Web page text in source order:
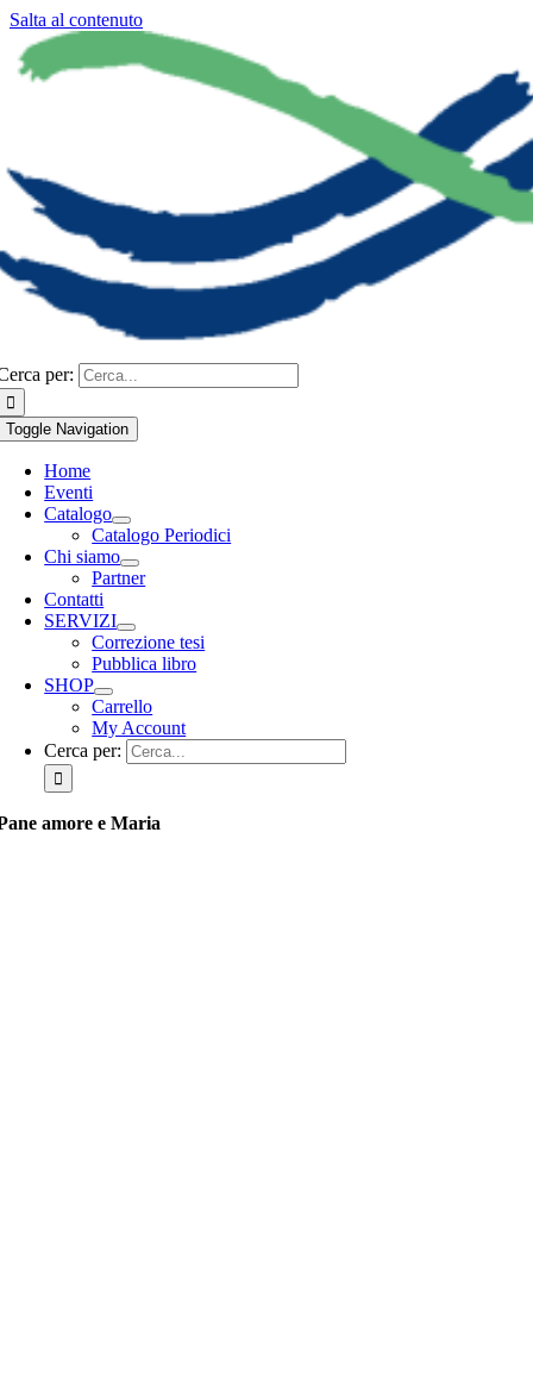
Salta al contenuto
per:
Toggle Navigation
Home
Eventi
Catalogo
Catalogo Periodici
Chi siamo
Partner
Contatti
SERVIZI
Correzione tesi
Pubblica libro
SHOP
Carrello
My Account
Cerca per:
amore e Maria